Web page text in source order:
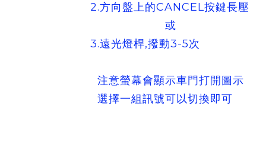
2.方向盤上的CANCEL按鍵長壓
或
3.遠光燈桿,撥動3-5次
注意螢幕會顯示車門打開圖示
選擇一組訊號可以切換即可